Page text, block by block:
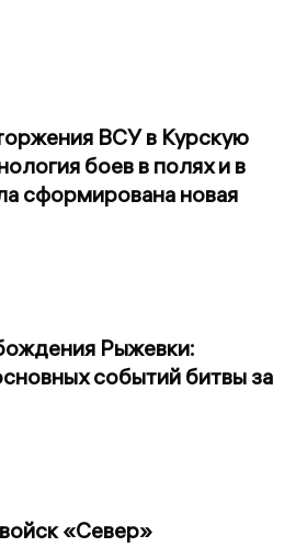
ВСУ в Курскую
боев в полях и в
сформирована новая
Рыжевки:
событий битвы за
«Север»